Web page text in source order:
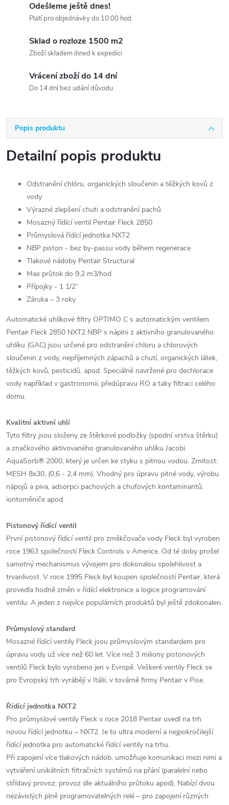
Odešleme ještě dnes!
Platí pro objednávky do 10:00 hod.
Sklad o rozloze 1500 m2
Zboží skladem ihned k expedici
Vrácení zboží do 14 dní
Do 14 dní bez udání důvodu
Popis produktu
Detailní popis produktu
Odstranění chlóru, organických sloučenin a těžkých kovů z
vody
Výrazné zlepšení chuti a odstranění pachů
Mosazný řídící ventil Pentair Fleck 2850
Průmyslová řídící jednotka NXT2
NBP piston - bez by-passu vody během regenerace
Tlakové nádoby Pentair Structural
Max průtok do 9,2 m3/hod
Přípojky - 1 1/2“
Záruka – 3 roky
Automatické uhlíkové filtry OPTIMO C s automatickým ventilem
Pentair Fleck 2850 NXT2 NBP s náplni z aktivního granulovaného
uhlíku (GAC) jsou určené pro odstranění chloru a chlorových
sloučenin z vody, nepříjemných zápachů a chutí, organických látek,
těžkých kovů, pesticidů, apod. Speciálně navržené pro dechlorace
vody například v gastronomii, předúpravu RO a taky filtraci celého
domu.
Kvalitní aktivní uhlí
Tyto filtry jsou složeny ze štěrkové podložky (spodní vrstva štěrku)
a značkového aktivovaného granulovaného uhlíku Jacobi
AquaSorb® 2000, který je určen ke styku s pitnou vodou. Zrnitost:
MESH 8x30, (0,6 - 2,4 mm). Vhodný pro úpravu pitné vody, výrobu
nápojů a piva, adsorpci pachových a chuťových kontaminantů,
iontoměniče apod.
Pistonový řídící ventil
První pistonový řídící ventil pro změkčovače vody Fleck byl vyroben
roce 1963 společností Fleck Controls v Americe. Od té doby prošel
samotný mechanismus vývojem pro dokonalou spolehlivost a
trvanlivost. V roce 1995 Fleck byl koupen společností Pentair, která
provedla hodně změn v řídící elektronice a logice programování
ventilu. A jeden z nejvíce populárních produktů byl ještě zdokonalen.
Průmyslový standard
Mosazné řídící ventily Fleck jsou průmyslovým standardem pro
úpravu vody už více než 60 let. Více než 3 miliony pistonových
ventilů Fleck bylo vyrobeno jen v Evropě. Veškeré ventily Fleck se
pro Evropský trh vyrábějí v Itálii, v továrně firmy Pentair v Pise.
Řídící jednotka NXT2
Pro průmyslové ventily Fleck v roce 2018 Pentair uvedl na trh
novou řídící jednotku – NXT2. Je to ultra moderní a nejpokročilejší
řídící jednotka pro automatické řídící ventily na trhu.
Při zapojení více tlakových nádob, umožňuje komunikaci mezi nimi a
vytváření unikátních filtračních systémů na přání (paralelní nebo
střídavý provoz, provoz dle aktuálního průtoku apod). Nabízí dvou
nezávislých plně programovatelných relé – pro zapojení různých